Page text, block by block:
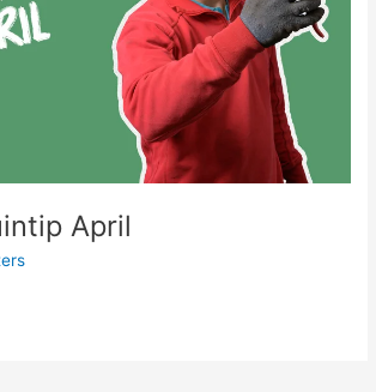
April